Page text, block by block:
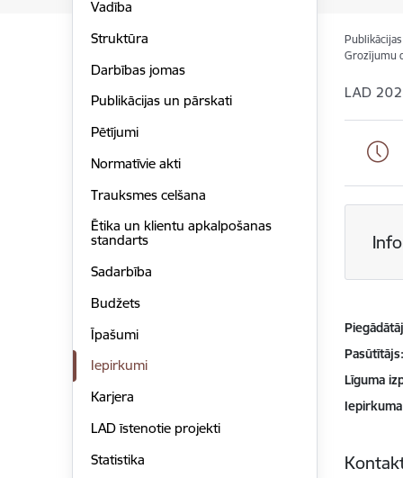
Vadība
Struktūra
Darbības jomas
Publikācijas un pārskati
Pētījumi
Normatīvie akti
Trauksmes celšana
Ētika un klientu apkalpošanas
standarts
Sadarbība
Budžets
Īpašumi
Iepirkumi
Karjera
LAD īstenotie projekti
Statistika
Grozījumu
LAD
Pasūtītājs
Līguma